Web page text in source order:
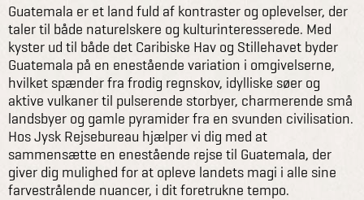
Guatemala er et land fuld af kontraster og oplevelser, der
taler til både naturelskere og kulturinteresserede. Med
kyster ud til både det Caribiske Hav og Stillehavet byder
Guatemala på en enestående variation i omgivelserne,
hvilket spænder fra frodig regnskov, idylliske søer og
aktive vulkaner til pulserende storbyer, charmerende små
landsbyer og gamle pyramider fra en svunden civilisation.
Hos Jysk Rejsebureau hjælper vi dig med at
sammensætte en enestående rejse til Guatemala, der
giver dig mulighed for at opleve landets magi i alle sine
farvestrålende nuancer, i dit foretrukne tempo.